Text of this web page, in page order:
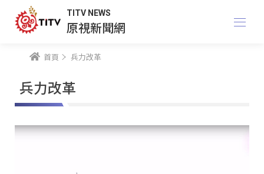
TITV NEWS
原視新聞網
首頁 兵力改革
兵力改革